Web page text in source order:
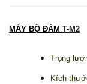
MÁY BỘ ĐÀM T-M2
Trọng
Kích